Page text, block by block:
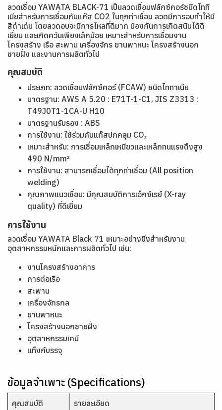
ลวดเชื่อม YAWATA BLACK-71 เป็นลวดเชื่อมฟลักซ์คอร์ชนิดไททิ
เนียสำหรับการเชื่อมกับแก๊ส CO2 ในทุกท่าเชื่อม ลวดมีการอบทำให้มี
สีดำเด่น โดยลวดอบจะมีการไหลที่ดีมาก ป้องกันการเกิดสนิมได้ดี
เยี่ยม และเกิดควันเพียงเล็กน้อย เหมาะสำหรับการเชื่อมงาน
โครงสร้าง เรือ สะพาน เครื่องจักร ยานพาหนะ โครงสร้างนอก
ชายฝั่ง และงานการผลิตทั่วไป
คุณสมบัติ
ประเภท: ลวดเชื่อมฟลักซ์คอร์ (FCAW) ชนิดไททาเนีย
มาตรฐาน: AWS A 5.20 : E71T-1-C1, JIS Z3313 :
T49J0T1-1CA-U H10
มาตรฐานรับรอง : ABS
การใช้งาน: ใช้ร่วมกับแก๊สปกคลุม CO₂
เหมาะสำหรับ: การเชื่อมเหล็กเหนียวและเหล็กทนแรงดึงสูง
490 N/mm²
การใช้งาน: สามารถเชื่อมได้ทุกท่าเชื่อม (All position
welding)
คุณภาพแนวเชื่อม: มีคุณสมบัติการเอ็กซ์เรย์ (X-ray
quality) ที่ดีเยี่ยม
การใช้งาน
ลวดเชื่อม YAWATA Black 71 เหมาะอย่างยิ่งสำหรับงาน
อุตสาหกรรมหนักและการผลิตทั่วไป เช่น:
งานโครงสร้างอาคาร
การต่อเรือ
สะพาน
เครื่องจักรกล
ยานพาหนะ
โครงสร้างนอกชายฝั่ง
อุตสาหกรรมเคมี
แท็งก์บรรจุ
ข้อมูลจำเพาะ (Specifications)
คุณสมบัติ รายละเอียด